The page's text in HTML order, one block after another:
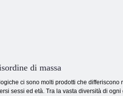
di massa
ci sono molti prodotti che
sessi ed età. Tra la vasta diversità di